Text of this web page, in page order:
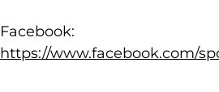
Facebook:
https://www.facebook.com/